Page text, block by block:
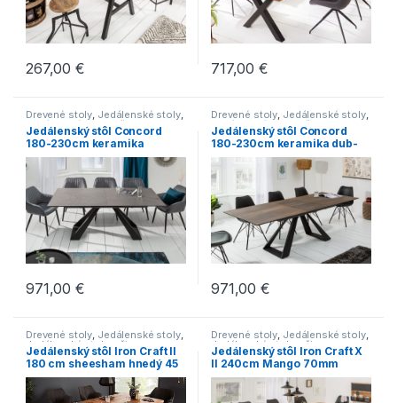
267,00€ 717,00€
Drevené stoly, Jedálenské stoly,
Jedálenské stoly s čiernou
podnožou,Jedálenské stoly v
industriálnom štýle,Jedálenské
Jedálenské stoly z tmavého
,Novinky,Stoly
Jedálenský stôl Concord
180-230cm keramika
Antracit »
971,00€
Drevené stoly, Jedálenské stoly,
Jedálenské stoly s čiernou
podnožou,Jedálenské stoly v
industriálnom štýle,Jedálenské
Jedálenské stoly z tmavého
dreva,Nábytok, Novinky,
Sklenené jedálenské stoly ,Stoly
Jedálenský stôl Concord
180-230cm keramika dub-
Optik »
971,00€
Drevené stoly, Jedálenské stoly,
Jedálenské stoly s čiernou
podnožou,Jedálenské stoly v
industriálnom štýle,Jedálenské
Jedálenské stoly z tmavého
dreva Novinky,Stoly
Jedálenský stôl Iron Craft II
180 cm sheesham hnedý 45
mm »
Drevené stoly, Jedálenské stoly,
Jedálenské stoly s čiernou
podnožou,Jedálenské stoly v
industriálnom štýle ,Jedálenské
stoly zo svetlého dreva
Stoly
Jedálenský stôl Iron Craft X
II 240cm Mango 70mm